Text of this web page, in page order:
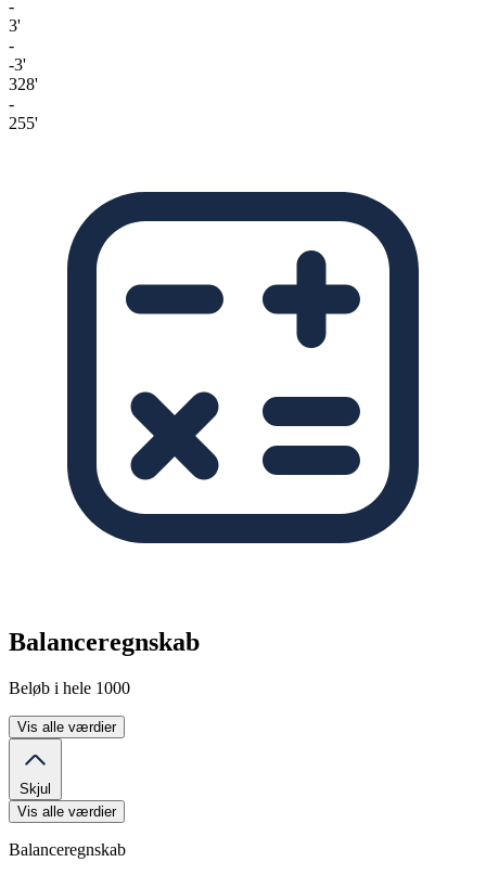
-
3'
-
-3'
328'
-
255'
Balanceregnskab
Beløb i hele 1000
Vis alle værdier
Skjul
Vis alle værdier
Balanceregnskab